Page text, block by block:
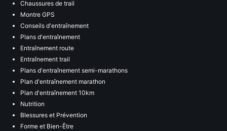
Chaussures de trail
Montre GPS
Conseils d'entraînement
Plans d'entraînement
Entraînement route
Entraînement trail
Plans d'entraînement semi-marathons
Plan d'entraînement marathon
Plan d'entraînement 10km
Nutrition
Blessures et Prévention
Forme et Bien-Être